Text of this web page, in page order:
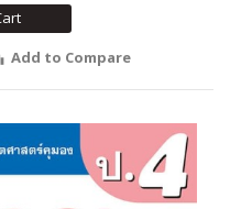
Add to Compare